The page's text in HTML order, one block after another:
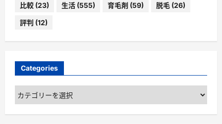
比較 (23) 生活 (555) 育毛剤 (59) 脱毛 (26)
評判 (12)
Categories
Categories